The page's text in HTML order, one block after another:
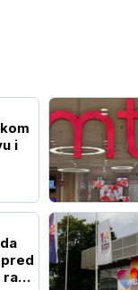
i
pred
rast